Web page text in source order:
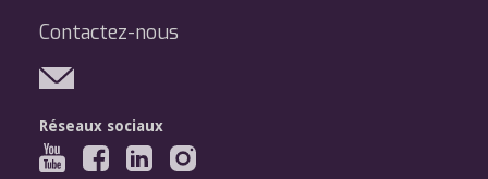
Contactez-nous
Réseaux sociaux